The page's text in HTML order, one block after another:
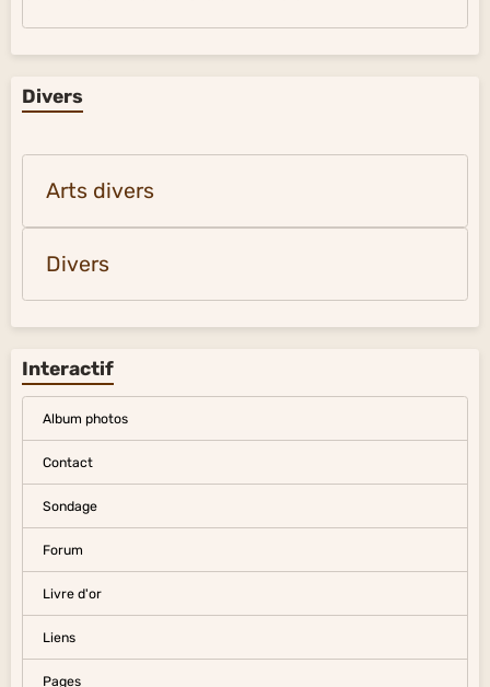
Divers
Arts divers
Divers
Interactif
Album photos
Contact
Sondage
Forum
Livre d'or
Liens
Pages